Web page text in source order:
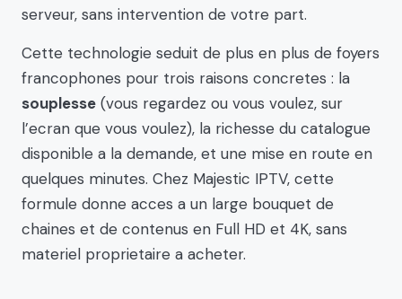
serveur, sans intervention de votre part.
Cette technologie seduit de plus en plus de foyers
francophones pour trois raisons concretes : la
souplesse (vous regardez ou vous voulez, sur
l’ecran que vous voulez), la richesse du catalogue
disponible a la demande, et une mise en route en
quelques minutes. Chez Majestic IPTV, cette
formule donne acces a un large bouquet de
chaines et de contenus en Full HD et 4K, sans
materiel proprietaire a acheter.